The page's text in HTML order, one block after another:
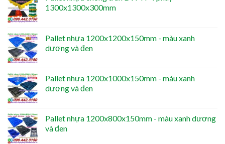
1300x1300x300mm
Pallet nhựa 1200x1200x150mm - màu xanh
dương và đen
Pallet nhựa 1200x1000x150mm - màu xanh
dương và đen
Pallet nhựa 1200x800x150mm - màu xanh dương
và đen